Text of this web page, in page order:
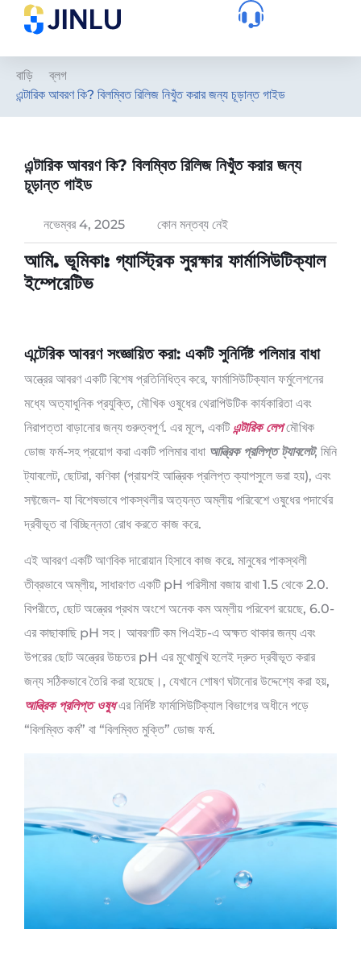
বাড়ি
ব্লগ
এন্টারিক আবরণ কি? বিলম্বিত রিলিজ নিখুঁত করার জন্য চূড়ান্ত গাইড
এন্টারিক আবরণ কি? বিলম্বিত রিলিজ নিখুঁত করার জন্য
চূড়ান্ত গাইড
নভেম্বর 4, 2025 কোন মন্তব্য নেই
আমি. ভূমিকা: গ্যাস্ট্রিক সুরক্ষার ফার্মাসিউটিক্যাল
ইম্পেরেটিভ
এন্টেরিক আবরণ সংজ্ঞায়িত করা: একটি সুনির্দিষ্ট পলিমার বাধা
অন্ত্রের আবরণ একটি বিশেষ প্রতিনিধিত্ব করে, ফার্মাসিউটিক্যাল ফর্মুলেশনের
মধ্যে অত্যাধুনিক প্রযুক্তি, মৌখিক ওষুধের থেরাপিউটিক কার্যকারিতা এবং
নিরাপত্তা বাড়ানোর জন্য গুরুত্বপূর্ণ. এর মূলে, একটিএন্টারিক লেপমৌখিক
ডোজ ফর্ম-সহ প্রয়োগ করা একটি পলিমার বাধা আন্ত্রিক প্রলিপ্ত ট্যাবলেট, মিনি
ট্যাবলেট, ছোটরা, কণিকা (প্রায়শই আন্ত্রিক প্রলিপ্ত ক্যাপসুলে ভরা হয়), এবং
সফ্টজেল- যা বিশেষভাবে পাকস্থলীর অত্যন্ত অম্লীয় পরিবেশে ওষুধের পদার্থের
দ্রবীভূত বা বিচ্ছিন্নতা রোধ করতে কাজ করে.
এই আবরণ একটি আণবিক দারোয়ান হিসাবে কাজ করে. মানুষের পাকস্থলী
তীব্রভাবে অম্লীয়, সাধারণত একটি pH পরিসীমা বজায় রাখা 1.5 থেকে 2.0.
বিপরীতে, ছোট অন্ত্রের প্রথম অংশে অনেক কম অম্লীয় পরিবেশ রয়েছে, 6.0-
এর কাছাকাছি pH সহ। আবরণটি কম পিএইচ-এ অক্ষত থাকার জন্য এবং
উপরের ছোট অন্ত্রের উচ্চতর pH এর মুখোমুখি হলেই দ্রুত দ্রবীভূত করার
জন্য সঠিকভাবে তৈরি করা হয়েছে।, যেখানে শোষণ ঘটানোর উদ্দেশ্যে করা হয়,
আন্ত্রিক প্রলিপ্ত ওষুধএর নির্দিষ্ট ফার্মাসিউটিক্যাল বিভাগের অধীনে পড়ে
“বিলম্বিত কর্ম” বা “বিলম্বিত মুক্তি” ডোজ ফর্ম.